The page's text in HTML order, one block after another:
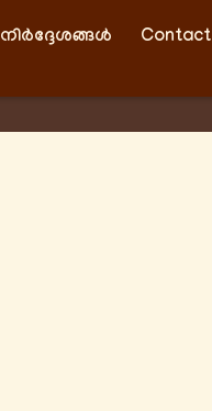
നിർദ്ദേശങ്ങൾ Contact